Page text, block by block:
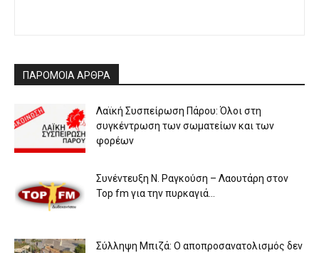
ΠΑΡΟΜΟΙΑ ΑΡΘΡΑ
Λαϊκή Συσπείρωση Πάρου: Όλοι στη
συγκέντρωση των σωματείων και των
φορέων
Συνέντευξη Ν. Ραγκούση – Λαουτάρη στον
Top fm για την πυρκαγιά...
Σύλληψη Μπιζά: Ο αποπροσανατολισμός δεν